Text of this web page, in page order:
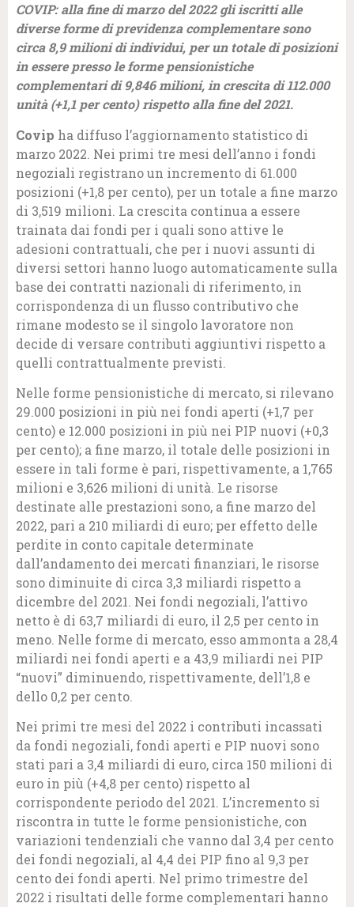
COVIP: alla fine di marzo del 2022 gli iscritti alle
diverse forme di previdenza complementare sono
circa 8,9 milioni di individui, per un totale di posizioni
in essere presso le forme pensionistiche
complementari di 9,846 milioni, in crescita di 112.000
unità (+1,1 per cento) rispetto alla fine del 2021.
Covip ha diffuso l’aggiornamento statistico di
marzo 2022. Nei primi tre mesi dell’anno i fondi
negoziali registrano un incremento di 61.000
posizioni (+1,8 per cento), per un totale a fine marzo
di 3,519 milioni. La crescita continua a essere
trainata dai fondi per i quali sono attive le
adesioni contrattuali, che per i nuovi assunti di
diversi settori hanno luogo automaticamente sulla
base dei contratti nazionali di riferimento, in
corrispondenza di un flusso contributivo che
rimane modesto se il singolo lavoratore non
decide di versare contributi aggiuntivi rispetto a
quelli contrattualmente previsti.
Nelle forme pensionistiche di mercato, si rilevano
29.000 posizioni in più nei fondi aperti (+1,7 per
cento) e 12.000 posizioni in più nei PIP nuovi (+0,3
per cento); a fine marzo, il totale delle posizioni in
essere in tali forme è pari, rispettivamente, a 1,765
milioni e 3,626 milioni di unità. Le risorse
destinate alle prestazioni sono, a fine marzo del
2022, pari a 210 miliardi di euro; per effetto delle
perdite in conto capitale determinate
dall’andamento dei mercati finanziari, le risorse
sono diminuite di circa 3,3 miliardi rispetto a
dicembre del 2021. Nei fondi negoziali, l’attivo
netto è di 63,7 miliardi di euro, il 2,5 per cento in
meno. Nelle forme di mercato, esso ammonta a 28,4
miliardi nei fondi aperti e a 43,9 miliardi nei PIP
“nuovi” diminuendo, rispettivamente, dell’1,8 e
dello 0,2 per cento.
Nei primi tre mesi del 2022 i contributi incassati
da fondi negoziali, fondi aperti e PIP nuovi sono
stati pari a 3,4 miliardi di euro, circa 150 milioni di
euro in più (+4,8 per cento) rispetto al
corrispondente periodo del 2021. L’incremento si
riscontra in tutte le forme pensionistiche, con
variazioni tendenziali che vanno dal 3,4 per cento
dei fondi negoziali, al 4,4 dei PIP fino al 9,3 per
cento dei fondi aperti. Nel primo trimestre del
2022 i risultati delle forme complementari hanno